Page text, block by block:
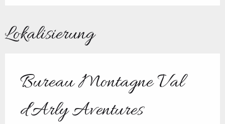
Lokalisierung
Bureau Montagne Val
d'Arly Aventures